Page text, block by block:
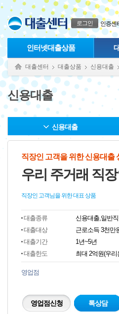
본문으로 바로가기
푸터 바로가기
로그인 인증센
인터넷대출상품
대출센터 대출상품 신용대출
신용대출
신용대출
우리 주거래 직
직장인 고객을 위한 신용대출
직장인 고객님을 위한 대표 상품
대출종류
신용대출,일반
대출대상
근로소득 3천만
대출기간
1년~5년
대출한도
최대 2억원(우
영업점
영업점신청 톡상담